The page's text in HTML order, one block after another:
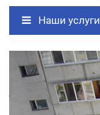
Наши услуги